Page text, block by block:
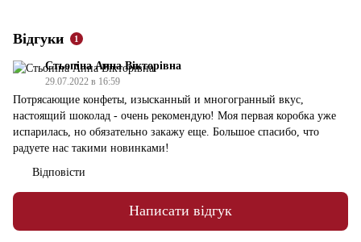
Відгуки 1
Стьопіна Анна Вікторівна
29.07.2022 в 16:59
Потрясающие конфеты, изысканный и многогранный вкус,
настоящий шоколад - очень рекомендую! Моя первая коробка уже
испарилась, но обязательно закажу еще. Большое спасибо, что
радуете нас такими новинками!
Відповісти
Написати відгук